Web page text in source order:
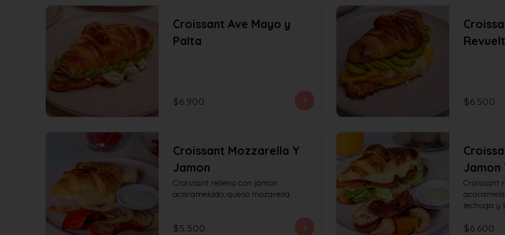
Croissant Ave Mayo y
Palta
$6.900 $6.500
Croissant Mozzarella Y
Jamon
Croissant relleno con jamon
acaramelado, queso mozarella.
$5.500
Jamon
Croissant
lechuga y
$6.600